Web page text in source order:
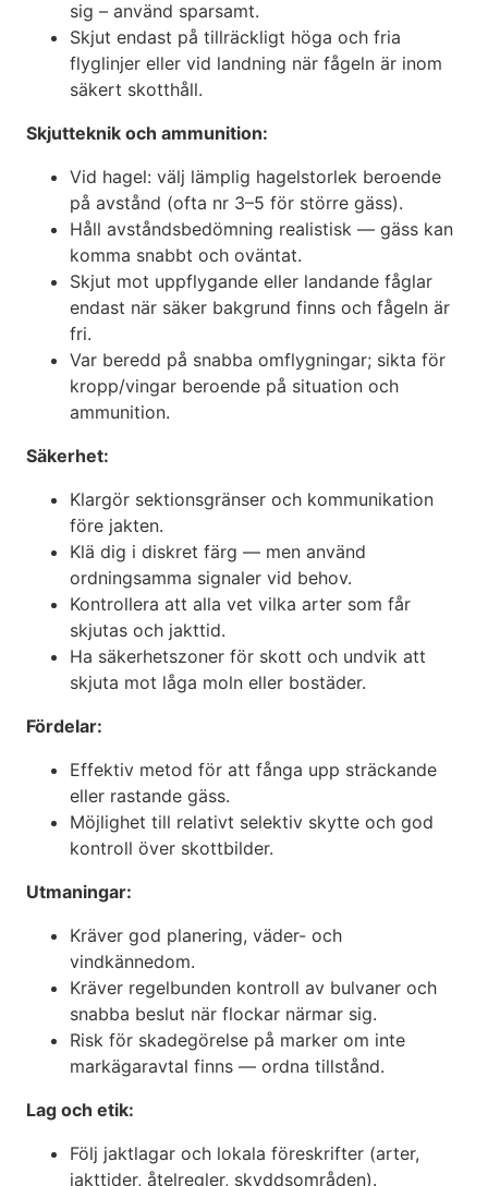
sig – använd sparsamt.
Skjut endast på tillräckligt höga och fria
flyglinjer eller vid landning när fågeln är inom
säkert skotthåll.
Skjutteknik och ammunition:
Vid hagel: välj lämplig hagelstorlek beroende
på avstånd (ofta nr 3–5 för större gäss).
Håll avståndsbedömning realistisk — gäss kan
komma snabbt och oväntat.
Skjut mot uppflygande eller landande fåglar
endast när säker bakgrund finns och fågeln är
fri.
Var beredd på snabba omflygningar; sikta för
kropp/vingar beroende på situation och
ammunition.
Säkerhet:
Klargör sektionsgränser och kommunikation
före jakten.
Klä dig i diskret färg — men använd
ordningsamma signaler vid behov.
Kontrollera att alla vet vilka arter som får
skjutas och jakttid.
Ha säkerhetszoner för skott och undvik att
skjuta mot låga moln eller bostäder.
Fördelar:
Effektiv metod för att fånga upp sträckande
eller rastande gäss.
Möjlighet till relativt selektiv skytte och god
kontroll över skottbilder.
Utmaningar:
Kräver god planering, väder- och
vindkännedom.
Kräver regelbunden kontroll av bulvaner och
snabba beslut när flockar närmar sig.
Risk för skadegörelse på marker om inte
markägaravtal finns — ordna tillstånd.
Lag och etik:
Följ jaktlagar och lokala föreskrifter (arter,
jakttider, åtelregler, skyddsområden).